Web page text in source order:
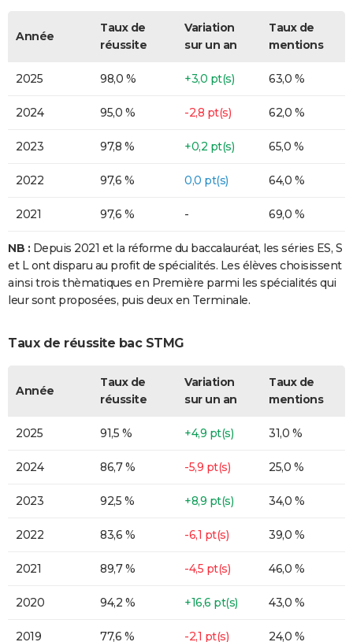
Année
Taux de
réussite
Variation
sur un an
Taux de
mentions
2025 98,0 % +3,0 pt(s) 63,0 %
2024 95,0 % -2,8 pt(s) 62,0 %
2023 97,8 % +0,2 pt(s) 65,0 %
2022 97,6 % 0,0 pt(s) 64,0 %
2021 97,6 % - 69,0 %
NB : Depuis 2021 et la réforme du baccalauréat, les séries ES, S
et L ont disparu au profit de spécialités. Les élèves choisissent
ainsi trois thèmatiques en Première parmi les spécialités qui
leur sont proposées, puis deux en Terminale.
Taux de réussite bac STMG
Année
Taux de
réussite
Variation
sur un an
Taux de
mentions
2025 91,5 % +4,9 pt(s) 31,0 %
2024 86,7 % -5,9 pt(s) 25,0 %
2023 92,5 % +8,9 pt(s) 34,0 %
2022 83,6 % -6,1 pt(s) 39,0 %
2021 89,7 % -4,5 pt(s) 46,0 %
2020 94,2 % +16,6 pt(s) 43,0 %
2019 77,6 % -2,1 pt(s) 24,0 %